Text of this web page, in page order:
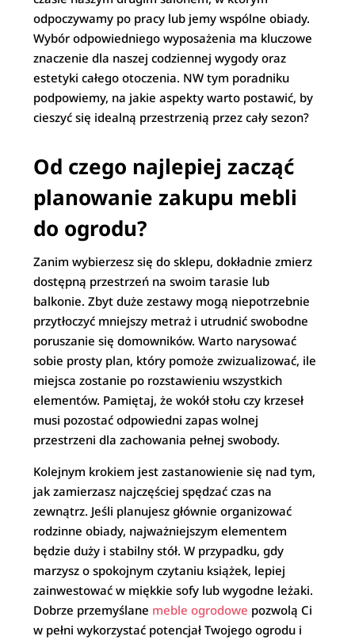
odpoczywamy po pracy lub jemy wspólne obiady.
Wybór odpowiedniego wyposażenia ma kluczowe
znaczenie dla naszej codziennej wygody oraz
estetyki całego otoczenia. NW tym poradniku
podpowiemy, na jakie aspekty warto postawić, by
cieszyć się idealną przestrzenią przez cały sezon?
Od czego najlepiej zacząć
planowanie zakupu mebli
do ogrodu?
Zanim wybierzesz się do sklepu, dokładnie zmierz
dostępną przestrzeń na swoim tarasie lub
balkonie. Zbyt duże zestawy mogą niepotrzebnie
przytłoczyć mniejszy metraż i utrudnić swobodne
poruszanie się domowników. Warto narysować
sobie prosty plan, który pomoże zwizualizować, ile
miejsca zostanie po rozstawieniu wszystkich
elementów. Pamiętaj, że wokół stołu czy krzeseł
musi pozostać odpowiedni zapas wolnej
przestrzeni dla zachowania pełnej swobody.
Kolejnym krokiem jest zastanowienie się nad tym,
jak zamierzasz najczęściej spędzać czas na
zewnątrz. Jeśli planujesz głównie organizować
rodzinne obiady, najważniejszym elementem
będzie duży i stabilny stół. W przypadku, gdy
marzysz o spokojnym czytaniu książek, lepiej
zainwestować w miękkie sofy lub wygodne leżaki.
Dobrze przemyślane meble ogrodowe pozwolą Ci
w pełni wykorzystać potencjał Twojego ogrodu i